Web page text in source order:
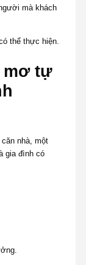
mà khách
thể thực hiện.
mơ tự
nhà, một
gia đình có